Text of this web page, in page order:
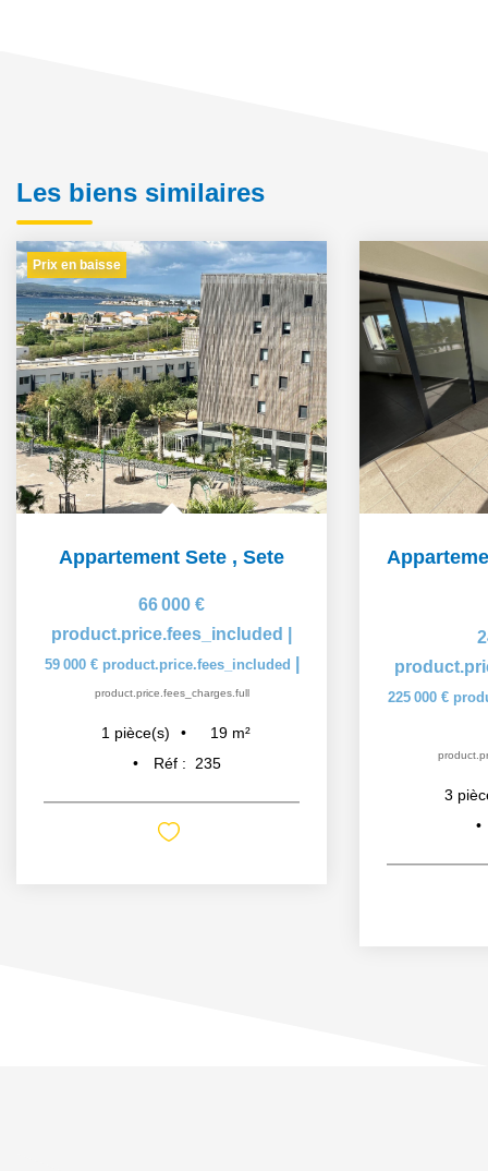
Les biens similaires
Prix en baisse
Appartement Sete , Sete
66 000 €
product.price.fees_included
59 000 € product.price.fees_included
product.price.fees_charges.full
1 pièce(s) 19 m²
Réf :
235
225 000 €
3